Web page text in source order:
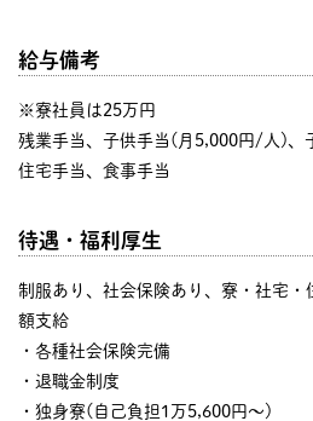
給与備考
※寮社員は25万円
残業手当、子供手当(月5,000円/人)、
住宅手当、食事手当
待遇・福利厚生
制服あり、社会保険あり、寮・社宅・
額支給
・各種社会保険完備
・退職金制度
・独身寮(自己負担1万5,600円～)